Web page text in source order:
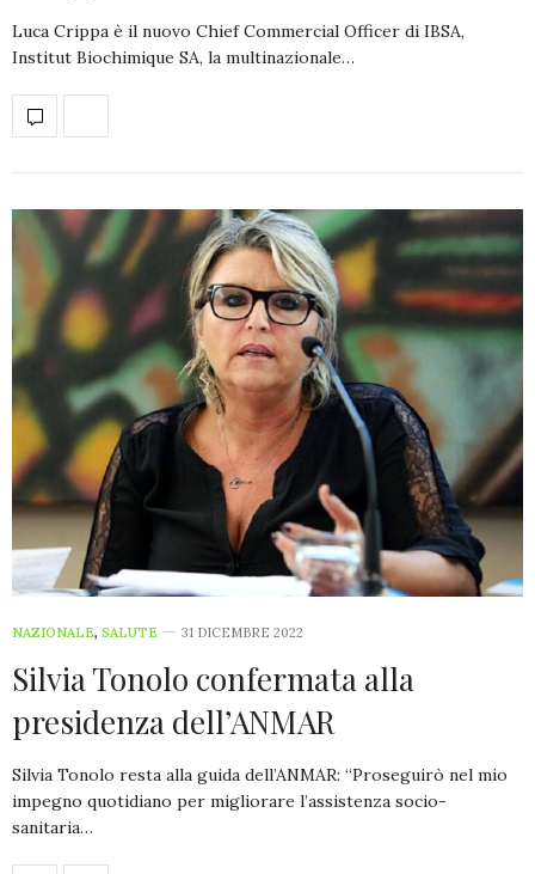
Luca Crippa è il nuovo Chief Commercial Officer di IBSA,
Institut Biochimique SA, la multinazionale…
NAZIONALE, SALUTE 31 DICEMBRE 2022
Silvia Tonolo confermata alla
presidenza dell’ANMAR
Silvia Tonolo resta alla guida dell’ANMAR: “Proseguirò nel mio
impegno quotidiano per migliorare l’assistenza socio-
sanitaria…